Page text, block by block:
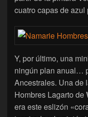
cuatro capas de azul
Y, por último, una
ningún plan anual…
Ancestrales. Una de
Hombres Lagarto de
era este eslizón